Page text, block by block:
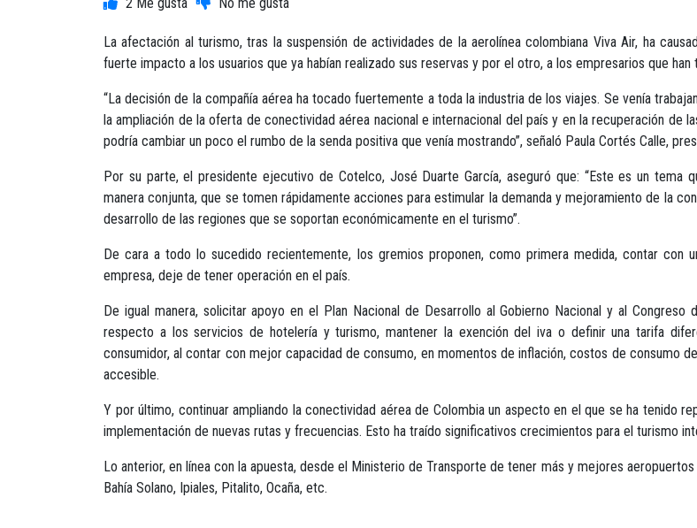
La afectación al turismo, tras la suspensión de actividades de la aerolínea colombiana Viva Air, ha
fuerte impacto a los usuarios que ya habían realizado sus reservas y por el otro, a los empresarios que
“La decisión de la compañía aérea ha tocado fuertemente a toda la industria de los viajes. Se venía
la ampliación de la oferta de conectividad aérea nacional e internacional del país y en la recuperación de
podría cambiar un poco el rumbo de la senda positiva que venía mostrando”, señaló Paula Cortés Calle,
Por su parte, el presidente ejecutivo de Cotelco, José Duarte García, aseguró que: “Este es un
manera conjunta, que se tomen rápidamente acciones para estimular la demanda y mejoramiento de la
desarrollo de las regiones que se soportan económicamente en el turismo”.
De cara a todo lo sucedido recientemente, los gremios proponen, como primera medida, contar
empresa, deje de tener operación en el país.
De igual manera, solicitar apoyo en el Plan Nacional de Desarrollo al Gobierno Nacional y al
respecto a los servicios de hotelería y turismo, mantener la exención del iva o definir una tarifa
consumidor, al contar con mejor capacidad de consumo, en momentos de inflación, costos de consumo
accesible.
Y por último, continuar ampliando la conectividad aérea de Colombia un aspecto en el que se ha tenido
implementación de nuevas rutas y frecuencias. Esto ha traído significativos crecimientos para el turismo
Lo anterior, en línea con la apuesta, desde el Ministerio de Transporte de tener más y mejores
Bahía Solano, Ipiales, Pitalito, Ocaña, etc.